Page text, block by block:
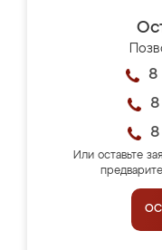
8
8
8
Или оставьте